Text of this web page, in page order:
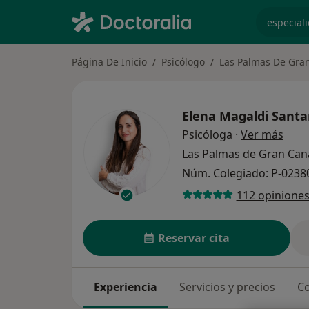
Página De Inicio Psicólogo Las Palmas De
Elena Magaldi
Psicóloga · Ver más
Las Palmas de Gran
Núm. Colegiado: P-
112 opiniones
Reservar cita
Experiencia Servicios y precios